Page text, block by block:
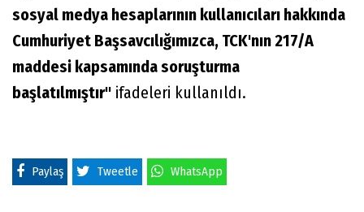
sosyal medya hesaplarının kullanıcıları hakkında
Cumhuriyet Başsavcılığımızca, TCK'nın 217/A
maddesi kapsamında soruşturma
başlatılmıştır" ifadeleri kullanıldı.
Paylaş Tweetle WhatsApp